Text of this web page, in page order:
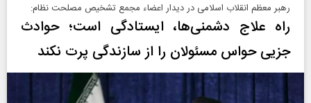
رهبر معظم انقلاب اسلامی در دیدار اعضاء مجمع تشخیص مصلحت نظام:
راه علاج دشمنی‌ها، ایستادگی است؛ حوادث
جزیی حواس مسئولان را از سازندگی پرت نکند